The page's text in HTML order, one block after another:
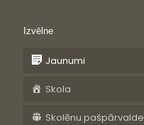
Izvēlne
Jaunumi
Skola
Skolēnu pašpārvalde